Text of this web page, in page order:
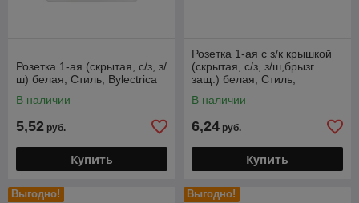
Розетка 1-ая (скрытая, с/з, з/
ш) белая, Стиль, Bylectrica
В наличии
5,52 руб.
Купить
Розетка 1-ая с з/к крышкой
(скрытая, с/з, з/ш,брызг.
защ.) белая, Стиль,
В наличии
6,24 руб.
Купить
Выгодно! Выгодно!